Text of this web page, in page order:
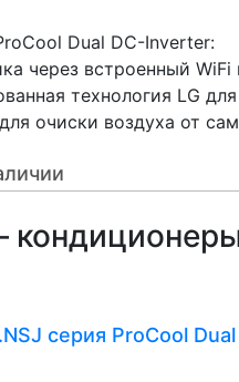
Dual DC-Inverter:
через встроенный WiFi
технология LG
очиски воздуха от
серия ProCool